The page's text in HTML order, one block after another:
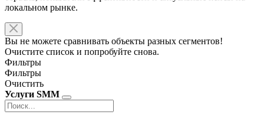
локальном рынке.
Вы не можете сравнивать объекты разных сегментов!
Очистите список и попробуйте снова.
Фильтры
Фильтры
Очистить
Услуги SMM